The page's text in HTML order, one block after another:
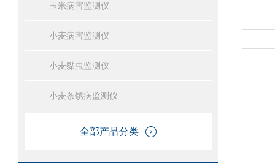
玉米病害监测仪
小麦病害监测仪
小麦黏虫监测仪
小麦条锈病监测仪
全部产品分类